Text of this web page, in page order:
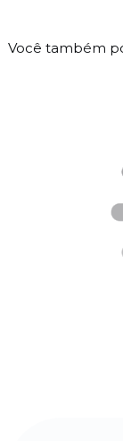
Você também